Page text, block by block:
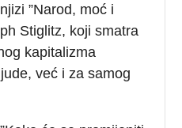
”Narod, moć i
Stiglitz, koji smatra
kapitalizma
već i za samog